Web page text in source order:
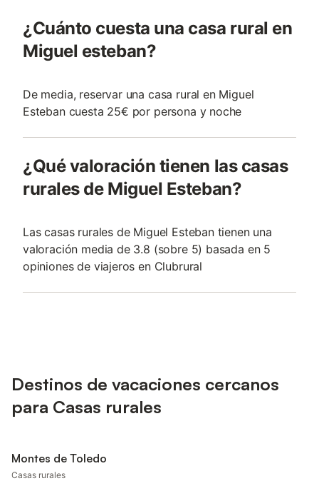
¿Cuánto cuesta una casa rural en
Miguel esteban?
De media, reservar una casa rural en Miguel
Esteban cuesta 25€ por persona y noche
¿Qué valoración tienen las casas
rurales de Miguel Esteban?
Las casas rurales de Miguel Esteban tienen una
valoración media de 3.8 (sobre 5) basada en 5
opiniones de viajeros en Clubrural
Destinos de vacaciones cercanos
para Casas rurales
Montes de Toledo
Casas rurales